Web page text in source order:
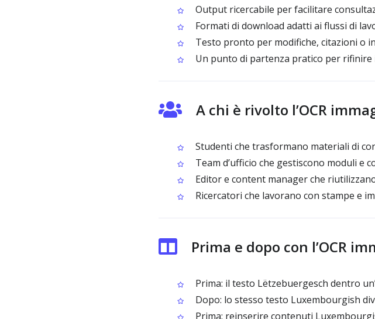
Output ricercabile per facilitare
Formati di download adatti ai flussi di
Testo pronto per modifiche, citazioni o
Un punto di partenza pratico per rifinire
A chi è rivolto l’OCR
Studenti che trasformano materiali di
Team d’ufficio che gestiscono moduli e
Editor e content manager che
Ricercatori che lavorano con stampe e
Prima e dopo con l’OCR
Prima: il testo Lëtzebuergesch dentro
Dopo: lo stesso testo Luxembourgish
Prima: reinserire contenuti